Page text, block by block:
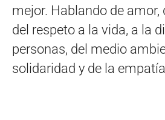
mejor. Hablando de amor,
del respeto a la vida, a la
personas, del medio
solidaridad y de la